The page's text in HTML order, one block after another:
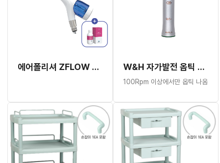
에어폴리셔 ZFLOW + DP-3 Powder (추가증정) W&H 자가발전 옵틱 임플란트 핸드피스 WS-75LG
100Rpm 이상에서만 옵틱 나옴